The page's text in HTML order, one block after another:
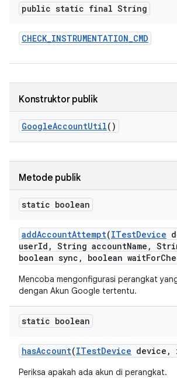
public static final String
CHECK_INSTRUMENTATION_CMD
Konstruktor publik
GoogleAccountUtil()
Metode publik
static boolean
addAccountAttempt(ITestDevice
userId , String accountName ,
boolean sync , boolean waitFor
Mencoba mengonfigurasi perangkat
dengan Akun Google tertentu.
static boolean
hasAccount(ITestDevice device ,
Periksa apakah ada akun di perangkat.